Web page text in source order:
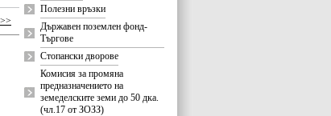
Полезни връзки
Държавен поземлен фонд-
Търгове
Стопански дворове
Комисия за промяна
предназначението на
земеделските земи до 50 дка.
(чл.17 от ЗОЗЗ)